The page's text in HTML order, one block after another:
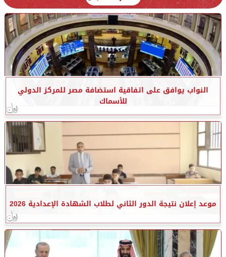
النواب يوافق على اتفاقية استضافة مصر للمركز الدولي
للأسماك
موعد إعلان نتيجة الدور الثاني لطلاب الشهادة الإعدادية 2026